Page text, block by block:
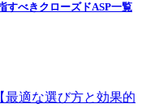
すべきクローズドASP一覧